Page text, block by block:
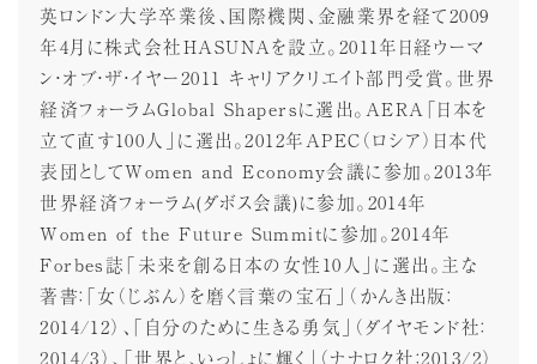
英ロンドン大学卒業後、国際機関、金融業界を経て2009
年4月に株式会社HASUNAを設立。2011年日経ウーマ
ン・オブ・ザ・イヤー2011 キャリアクリエイト部門受賞。世界
経済フォーラムGlobal Shapersに選出。AERA「日本を
立て直す100人」に選出。2012年APEC（ロシア）日本代
表団としてWomen and Economy会議に参加。2013年
世界経済フォーラム(ダボス会議)に参加。2014年
Women of the Future Summitに参加。2014年
Forbes誌「未来を創る日本の女性10人」に選出。主な
著書：「女（じぶん）を磨く言葉の宝石」（かんき出版：
2014/12）、「自分のために生きる勇気」（ダイヤモンド社：
2014/3）、「世界と、いっしょに輝く」（ナナロク社：2013/2）